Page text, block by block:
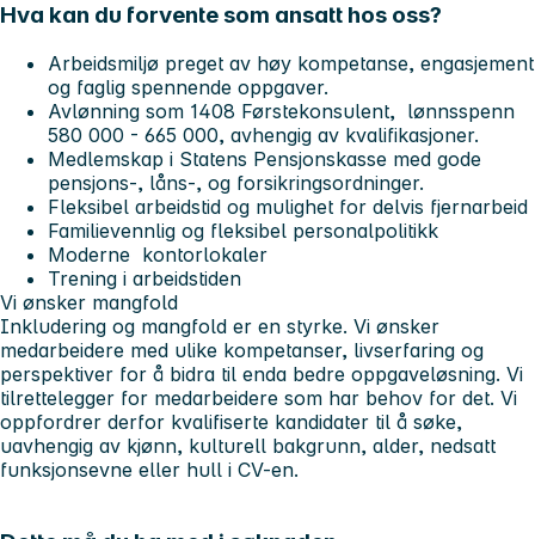
Hva kan du forvente som ansatt hos oss?
Arbeidsmiljø preget av høy kompetanse, engasjement
og faglig spennende oppgaver.
Avlønning som 1408 Førstekonsulent, lønnsspenn
580 000 - 665 000, avhengig av kvalifikasjoner.
Medlemskap i Statens Pensjonskasse med gode
pensjons-, låns-, og forsikringsordninger.
Fleksibel arbeidstid og mulighet for delvis fjernarbeid
Familievennlig og fleksibel personalpolitikk
Moderne kontorlokaler
Trening i arbeidstiden
Vi ønsker mangfold
Inkludering og mangfold er en styrke. Vi ønsker
medarbeidere med ulike kompetanser, livserfaring og
perspektiver for å bidra til enda bedre oppgaveløsning. Vi
tilrettelegger for medarbeidere som har behov for det. Vi
oppfordrer derfor kvalifiserte kandidater til å søke,
uavhengig av kjønn, kulturell bakgrunn, alder, nedsatt
funksjonsevne eller hull i CV-en.